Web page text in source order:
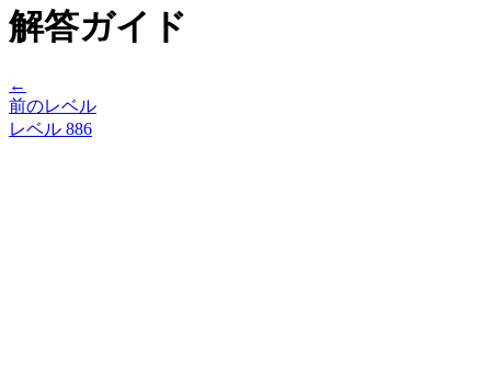
解答ガイド
←
前のレベル
レベル 886